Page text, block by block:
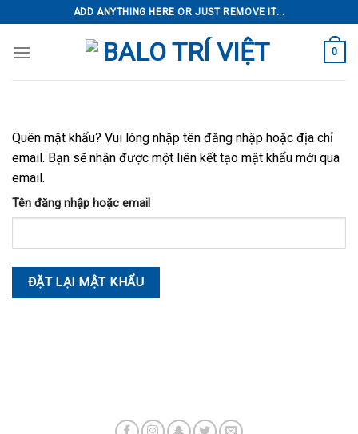
content
ADD ANYTHING HERE OR JUST REMOVE IT...
0
Quên mật khẩu? Vui lòng nhập tên đăng nhập hoặc địa chỉ
email. Bạn sẽ nhận được một liên kết tạo mật khẩu mới qua
email.
Tên đăng nhập hoặc email
ĐẶT LẠI MẬT KHẨU